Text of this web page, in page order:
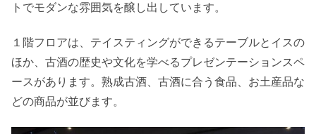
トでモダンな雰囲気を醸し出しています。
１階フロアは、テイスティングができるテーブルとイスの
ほか、古酒の歴史や文化を学べるプレゼンテーションスペ
ースがあります。熟成古酒、古酒に合う食品、お土産品な
どの商品が並びます。